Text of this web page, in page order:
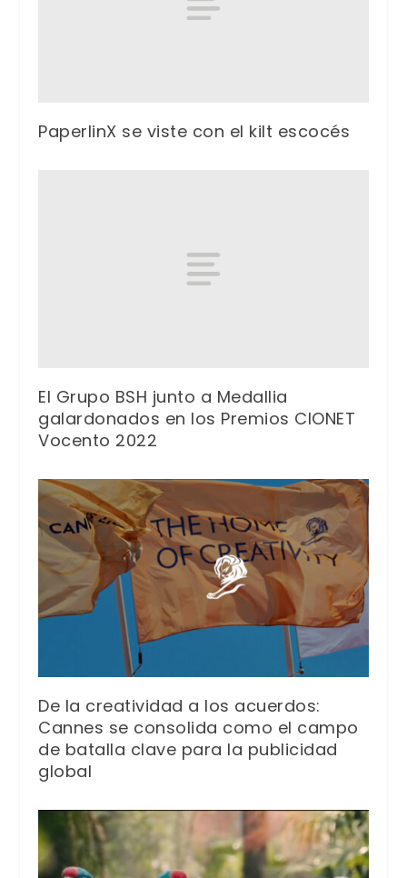
PaperlinX se viste con el kilt escocés
El Grupo BSH junto a Medallia
galardonados en los Premios CIONET
Vocento 2022
De la creatividad a los acuerdos:
Cannes se consolida como el campo
de batalla clave para la publicidad
global